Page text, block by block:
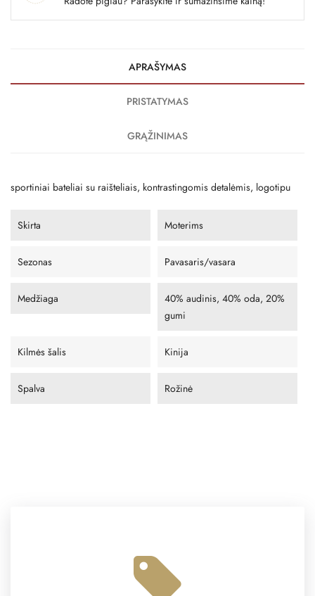
APRAŠYMAS
PRISTATYMAS
GRĄŽINIMAS
sportiniai bateliai su raišteliais, kontrastingomis detalėmis, logotipu
Skirta Moterims
Sezonas Pavasaris/vasara
Medžiaga
40% audinis, 40% oda, 20%
gumi
Kilmės šalis Kinija
Spalva Rožinė